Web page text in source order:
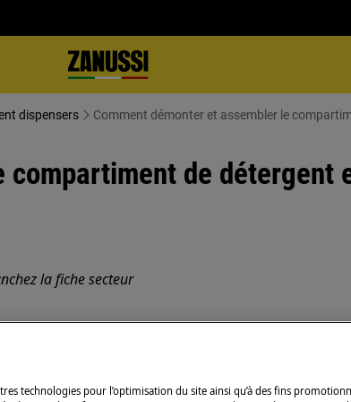
dispensers Comment démonter et assembler le
compartiment de détergent
la fiche secteur
appareils lourds, il
technologies pour l’optimisation du site ainsi qu’à des fins